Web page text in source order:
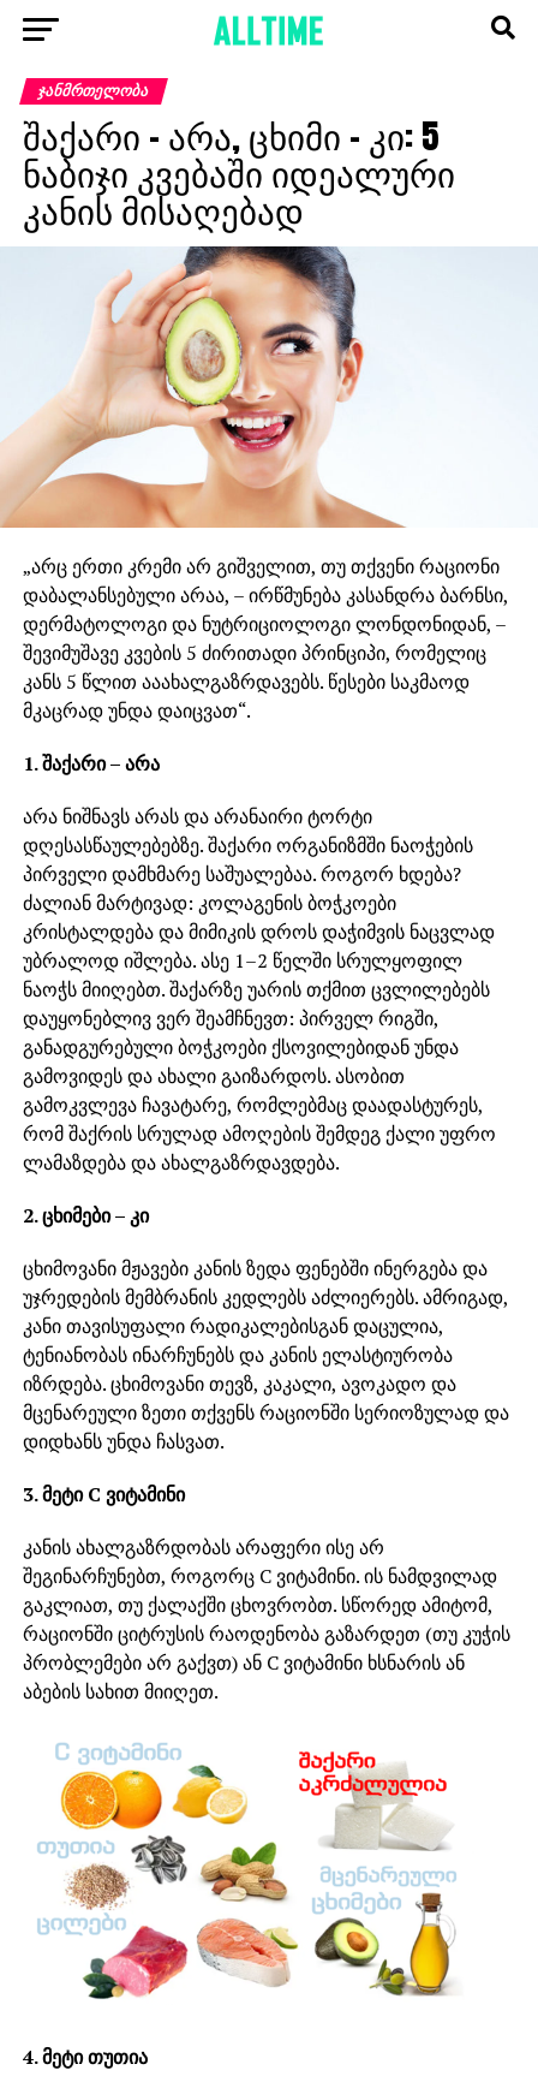
ᲯᲐᲜᲛᲠᲗᲔᲚᲝᲑᲐ
შაქარი – არა, ცხიმი – კი: 5
ნაბიჯი კვებაში იდეალური
კანის მისაღებად
„არც ერთი კრემი არ გიშველით, თუ თქვენი რაციონი
დაბალანსებული არაა, – ირწმუნება კასანდრა ბარნსი,
დერმატოლოგი და ნუტრიციოლოგი ლონდონიდან, –
შევიმუშავე კვების 5 ძირითადი პრინციპი, რომელიც
კანს 5 წლით ააახალგაზრდავებს. წესები საკმაოდ
მკაცრად უნდა დაიცვათ“.
1. შაქარი – არა
არა ნიშნავს არას და არანაირი ტორტი
დღესასწაულებებზე. შაქარი ორგანიზმში ნაოჭების
პირველი დამხმარე საშუალებაა. როგორ ხდება?
ძალიან მარტივად: კოლაგენის ბოჭკოები
კრისტალდება და მიმიკის დროს დაჭიმვის ნაცვლად
უბრალოდ იშლება. ასე 1–2 წელში სრულყოფილ
ნაოჭს მიიღებთ. შაქარზე უარის თქმით ცვლილებებს
დაუყონებლივ ვერ შეამჩნევთ: პირველ რიგში,
განადგურებული ბოჭკოები ქსოვილებიდან უნდა
გამოვიდეს და ახალი გაიზარდოს. ასობით
გამოკვლევა ჩავატარე, რომლებმაც დაადასტურეს,
რომ შაქრის სრულად ამოღების შემდეგ ქალი უფრო
ლამაზდება და ახალგაზრდავდება.
2. ცხიმები – კი
ცხიმოვანი მჟავები კანის ზედა ფენებში ინერგება და
უჯრედების მემბრანის კედლებს აძლიერებს. ამრიგად,
კანი თავისუფალი რადიკალებისგან დაცულია,
ტენიანობას ინარჩუნებს და კანის ელასტიურობა
იზრდება. ცხიმოვანი თევზ, კაკალი, ავოკადო და
მცენარეული ზეთი თქვენს რაციონში სერიოზულად და
დიდხანს უნდა ჩასვათ.
3. მეტი C ვიტამინი
კანის ახალგაზრდობას არაფერი ისე არ
შეგინარჩუნებთ, როგორც C ვიტამინი. ის ნამდვილად
გაკლიათ, თუ ქალაქში ცხოვრობთ. სწორედ ამიტომ,
რაციონში ციტრუსის რაოდენობა გაზარდეთ (თუ კუჭის
პრობლემები არ გაქვთ) ან C ვიტამინი ხსნარის ან
აბების სახით მიიღეთ.
4. მეტი თუთია